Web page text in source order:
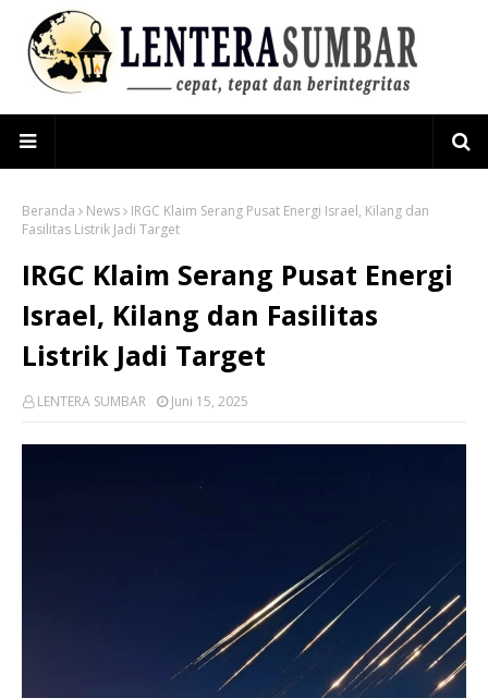
Beranda News
IRGC Klaim Serang Pusat Energi Israel, Kilang dan
Fasilitas Listrik Jadi Target
IRGC Klaim Serang Pusat Energi
Israel, Kilang dan Fasilitas
Listrik Jadi Target
LENTERA SUMBAR Juni 15, 2025